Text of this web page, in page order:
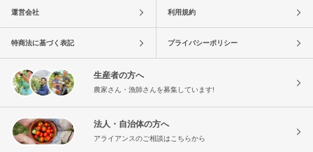
運営会社 利用規約
特商法に基づく表記 プライバシーポリシー
生産者の方へ
農家さん・漁師さんを募集しています!
法人・自治体の方へ
アライアンスのご相談はこちらから